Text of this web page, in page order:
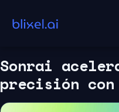
contenido
Sonrai
precisión con